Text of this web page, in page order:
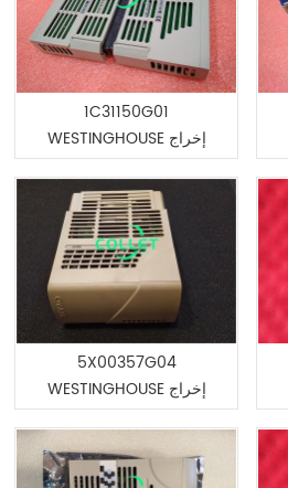
1C31150G01
WESTINGHOUSE إخراج
رقمي 16 قناة
5X00357G04
WESTINGHOUSE إخراج
رقمي 16 قناة